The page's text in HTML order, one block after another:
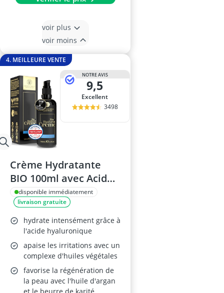
voir plus
voir moins
4. MEILLEURE VENTE
NOTRE AVIS
9,5
Excellent
3498
Crème Hydratante
BIO 100ml avec Acide
Hyaluronique
disponible immédiatement
livraison gratuite
hydrate intensément grâce à
l'acide hyaluronique
apaise les irritations avec un
complexe d'huiles végétales
favorise la régénération de
la peau avec l'huile d'argan